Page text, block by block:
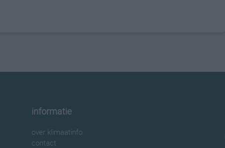
informatie
over klimaatinfo
contact